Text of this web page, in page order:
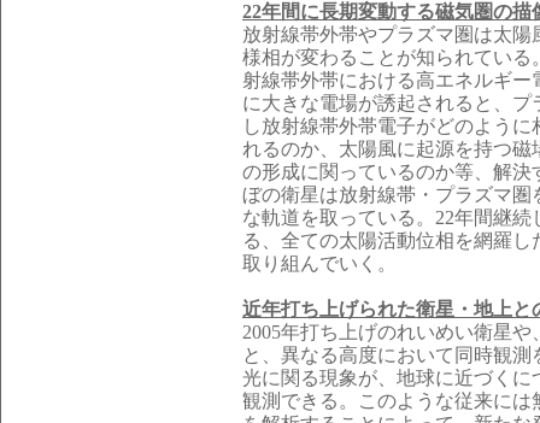
22年間に長期変動する磁気圏の描
放射線帯外帯やプラズマ圏は太
様相が変わることが知られてい
射線帯外帯における高エネルギ
に大きな電場が誘起されると、
し放射線帯外帯電子がどのよう
れるのか、太陽風に起源を持つ
の形成に関っているのか等、解
ぼの衛星は放射線帯・プラズマ
な軌道を取っている。22年間継
る、全ての太陽活動位相を網羅
取り組んでいく。
近年打ち上げられた衛星・地上と
2005年打ち上げのれいめい衛星
と、異なる高度において同時観
光に関る現象が、地球に近づく
観測できる。このような従来に